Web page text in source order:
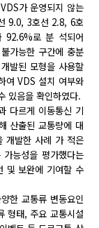
가 운영되지 않는
9.0, 3호선 2.8, 6호
92.6%로 분 석되어
가능한 구간에 충분
발된 모형을 사용할
여 VDS 설치 여부와
있음을 확인하였다.
다르게 이동통신 기
산출된 교통량에 대
개발한 사례 가 적은
능성을 평가했다는
및 보완에 기여할 수
한 교통류 변동요인
형태, 주요 교통시설